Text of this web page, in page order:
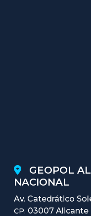
GEOPOL
NACIONAL
Av. Catedrático
CP. 03007 Alicante